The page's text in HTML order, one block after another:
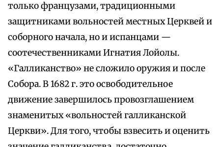
только французами, традиционными
защитниками вольностей местных Церквей и
соборного начала, но и испанцами —
соотечественниками Игнатия Лойолы.
«Галликанство» не сложило оружия и после
Собора. В 1682 г. это освободительное
движение завершилось провозглашением
знаменитых «вольностей галликанской
Церкви». Для того, чтобы взвесить и оценить